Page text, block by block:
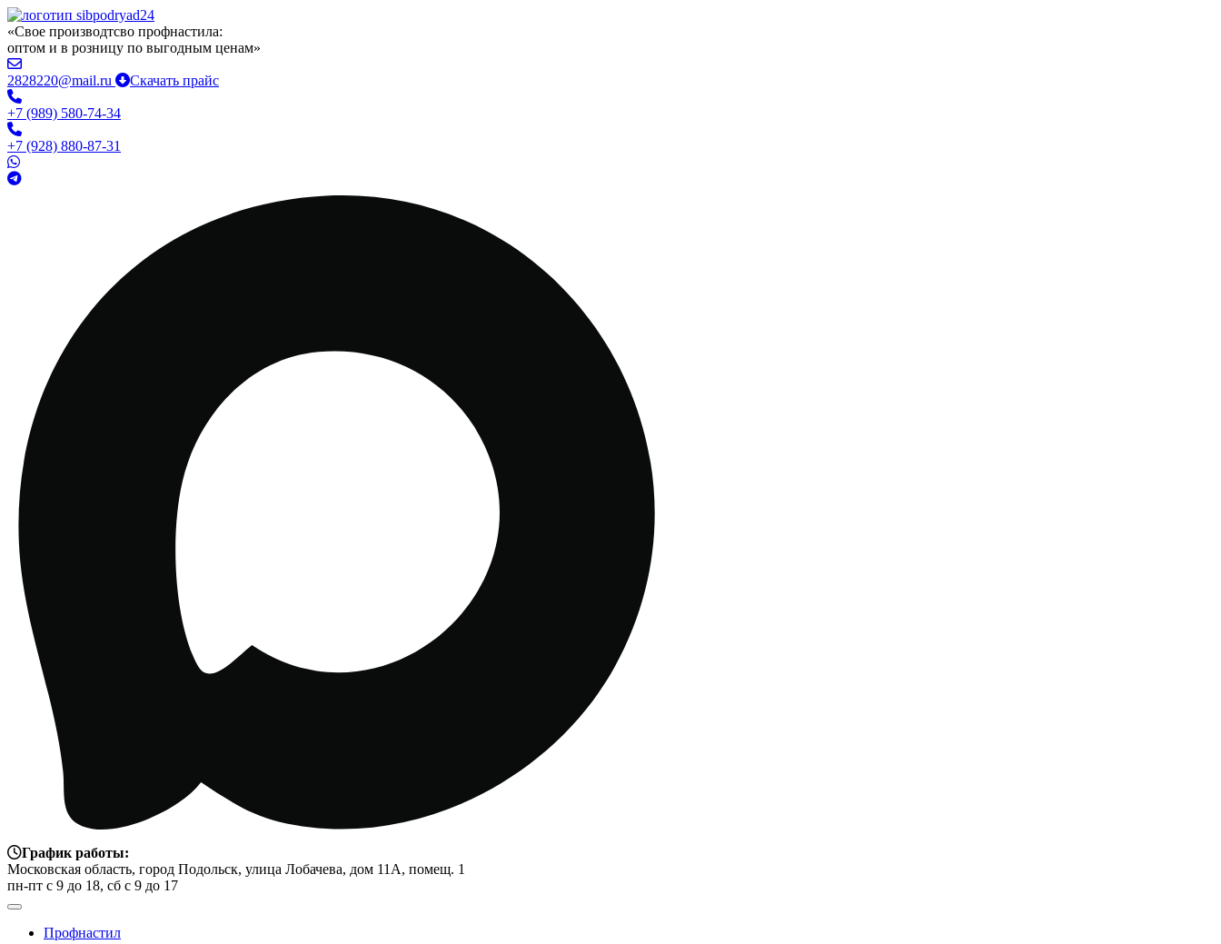
«Свое производтсво профнастила:
оптом и в розницу по выгодным ценам»
2828220@mail.ru Скачать прайс
+7 (989) 580-74-34
+7 (928) 880-87-31
График работы:
Московская область, город Подольск, улица Лобачева, дом 11А, помещ. 1
пн-пт с 9 до 18, сб с 9 до 17
Профнастил